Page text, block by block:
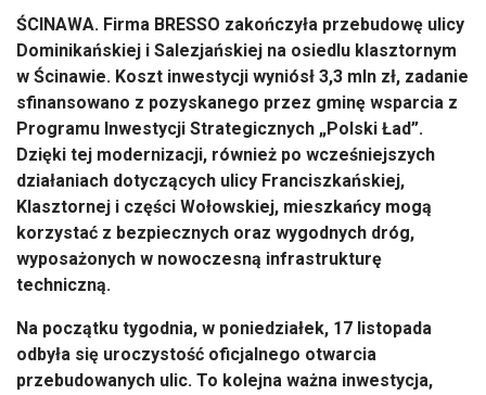
ŚCINAWA. Firma BRESSO zakończyła przebudowę ulicy
Dominikańskiej i Salezjańskiej na osiedlu klasztornym
w Ścinawie. Koszt inwestycji wyniósł 3,3 mln zł, zadanie
sfinansowano z pozyskanego przez gminę wsparcia z
Programu Inwestycji Strategicznych „Polski Ład”.
Dzięki tej modernizacji, również po wcześniejszych
działaniach dotyczących ulicy Franciszkańskiej,
Klasztornej i części Wołowskiej, mieszkańcy mogą
korzystać z bezpiecznych oraz wygodnych dróg,
wyposażonych w nowoczesną infrastrukturę
techniczną.
Na początku tygodnia, w poniedziałek, 17 listopada
odbyła się uroczystość oficjalnego otwarcia
przebudowanych ulic. To kolejna ważna inwestycja,